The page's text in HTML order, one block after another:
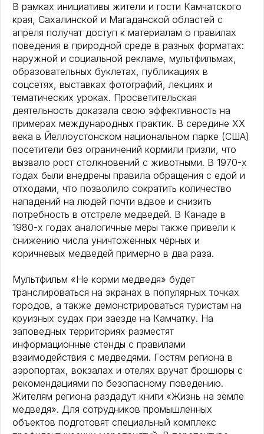
В рамках инициативы жители и гости Камчатского
края, Сахалинской и Магаданской областей с
апреля получат доступ к материалам о правилах
поведения в природной среде в разных форматах:
наружной и социальной рекламе, мультфильмах,
образовательных буклетах, публикациях в
соцсетях, выставках фотографий, лекциях и
тематических уроках. Просветительская
деятельность доказала свою эффективность на
примерах международных практик. В середине XX
века в Йеллоустонском национальном парке (США)
посетители без ограничений кормили гризли, что
вызвало рост столкновений с животными. В 1970-х
годах были внедрены правила обращения с едой и
отходами, что позволило сократить количество
нападений на людей почти вдвое и снизить
потребность в отстреле медведей. В Канаде в
1980-х годах аналогичные меры также привели к
снижению числа уничтоженных чёрных и
коричневых медведей примерно в два раза.
Мультфильм «Не корми медведя» будет
транслироваться на экранах в популярных точках
городов, а также демонстрироваться туристам на
круизных судах при заезде на Камчатку. На
заповедных территориях разместят
информационные стенды с правилами
взаимодействия с медведями. Гостям региона в
аэропортах, вокзалах и отелях вручат брошюры с
рекомендациями по безопасному поведению.
Жителям региона раздадут книги «Жизнь на земле
медведя». Для сотрудников промышленных
объектов подготовят специальный комплекс